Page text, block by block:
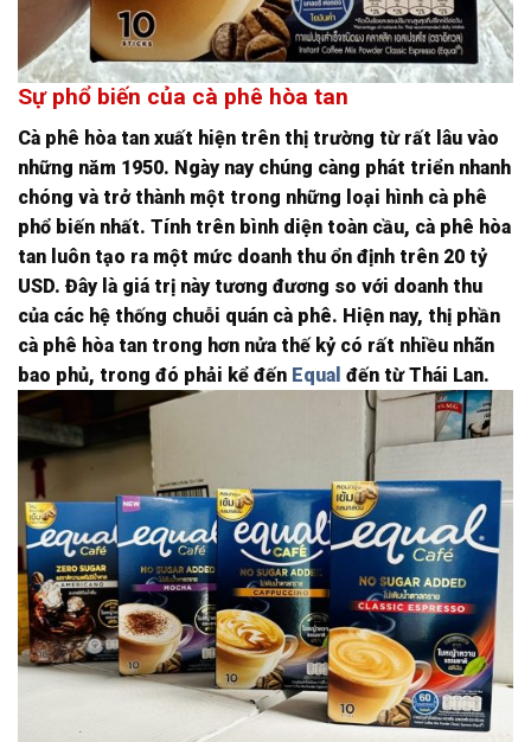
Sự phổ biến của cà phê hòa tan
Cà phê hòa tan xuất hiện trên thị trường từ rất lâu vào
những năm 1950. Ngày nay chúng càng phát triển nhanh
chóng và trở thành một trong những loại hình cà phê
phổ biến nhất. Tính trên bình diện toàn cầu, cà phê hòa
tan luôn tạo ra một mức doanh thu ổn định trên 20 tỷ
USD. Đây là giá trị này tương đương so với doanh thu
của các hệ thống chuỗi quán cà phê. Hiện nay, thị phần
cà phê hòa tan trong hơn nửa thế kỷ có rất nhiều nhãn
bao phủ, trong đó phải kể đến Equal đến từ Thái Lan.